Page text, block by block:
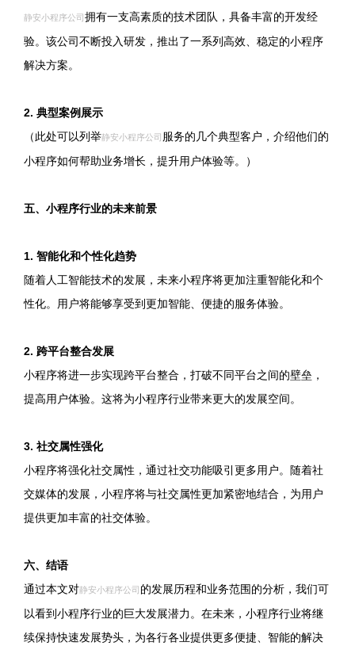
静安小程序公司 拥有一支高素质的技术团队，具备丰富的开发经
验。该公司不断投入研发，推出了一系列高效、稳定的小程序
解决方案。
2. 典型案例展示
（此处可以列举静安小程序公司 服务的几个典型客户，介绍他们的
小程序如何帮助业务增长，提升用户体验等。）
五、小程序行业的未来前景
1. 智能化和个性化趋势
随着人工智能技术的发展，未来小程序将更加注重智能化和个
性化。用户将能够享受到更加智能、便捷的服务体验。
2. 跨平台整合发展
小程序将进一步实现跨平台整合，打破不同平台之间的壁垒，
提高用户体验。这将为小程序行业带来更大的发展空间。
3. 社交属性强化
小程序将强化社交属性，通过社交功能吸引更多用户。随着社
交媒体的发展，小程序将与社交属性更加紧密地结合，为用户
提供更加丰富的社交体验。
六、结语
通过本文对静安小程序公司 的发展历程和业务范围的分析，我们可
以看到小程序行业的巨大发展潜力。在未来，小程序行业将继
续保持快速发展势头，为各行各业提供更多便捷、智能的解决